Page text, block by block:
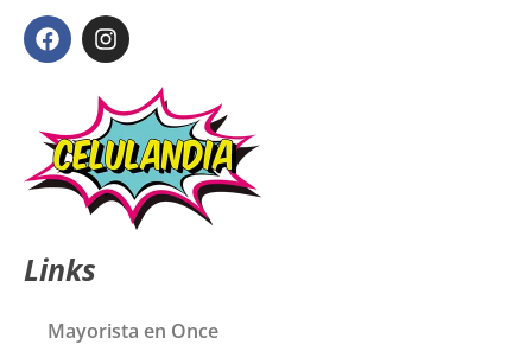
Links
Mayorista en Once